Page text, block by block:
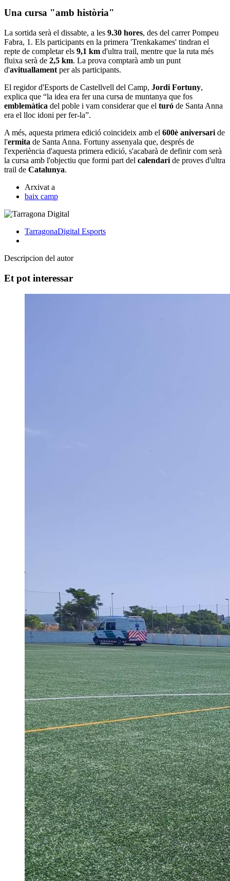
Una cursa "amb història"
La sortida serà el dissabte, a les 9.30 hores, des del carrer Pompeu
Fabra, 1. Els participants en la primera 'Trenkakames' tindran el
repte de completar els 9,1 km d'ultra trail, mentre que la ruta més
fluixa serà de 2,5 km. La prova comptarà amb un punt
d'avituallament per als participants.
El regidor d'Esports de Castellvell del Camp, Jordi Fortuny,
explica que “la idea era fer una cursa de muntanya que fos
emblemàtica del poble i vam considerar que el turó de Santa Anna
era el lloc idoni per fer-la”.
A més, aquesta primera edició coincideix amb el 600è aniversari de
l'ermita de Santa Anna. Fortuny assenyala que, després de
l'experiència d'aquesta primera edició, s'acabarà de definir com serà
la cursa amb l'objectiu que formi part del calendari de proves d'ultra
trail de Catalunya.
Arxivat a
baix camp
TarragonaDigital Esports
Descripcion del autor
Et pot interessar